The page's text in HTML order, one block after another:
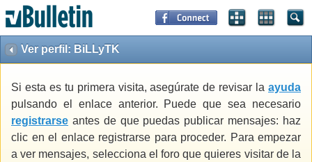
Ver perfil: BiLLyTK
Si esta es tu primera visita, asegúrate de revisar la ayuda
pulsando el enlace anterior. Puede que sea necesario
registrarse antes de que puedas publicar mensajes: haz
clic en el enlace registrarse para proceder. Para empezar
a ver mensajes, selecciona el foro que quieres visitar de la